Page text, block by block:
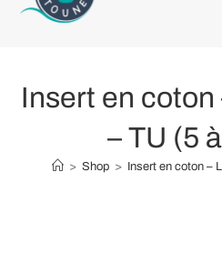
Insert en coton
– TU (5
> Shop > Insert en coton –